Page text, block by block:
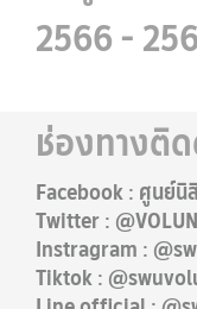
2566 -
ช่องทางติ
Facebook : ศูนย์นิ
Twitter :
Instragram :
Tiktok :